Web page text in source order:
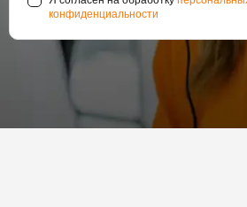
конфиденциальности